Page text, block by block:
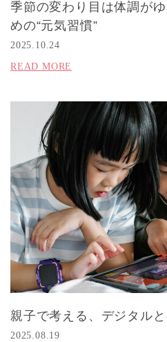
季節の変わり目は体調が
めの“元気習慣”
2025.10.24
READ MORE
親子で考える、デジタル
2025.08.19